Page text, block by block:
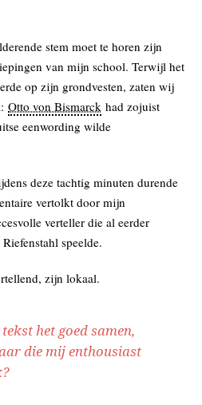
stem moet te horen zijn
van mijn school. Terwijl het
op zijn grondvesten, zaten wij
Otto von Bismarck had zojuist
eenwording wilde
deze tachtig minuten durende
vertolkt door mijn
verteller die al eerder
speelde.
zijn lokaal.
het goed samen,
die mij enthousiast